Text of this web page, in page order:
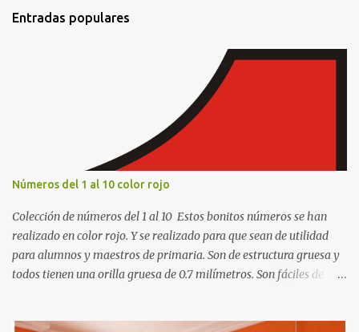
t
Entradas populares
Números del 1 al 10 color rojo
Colección de números del 1 al 10 Estos bonitos números se han
realizado en color rojo. Y se realizado para que sean de utilidad
para alumnos y maestros de primaria. Son de estructura gruesa y
todos tienen una orilla gruesa de 0.7 milímetros. Son fáciles de